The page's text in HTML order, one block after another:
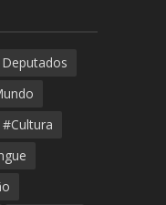
#Cultura